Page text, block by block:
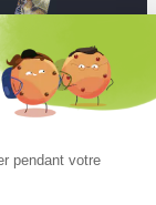
pendant votre